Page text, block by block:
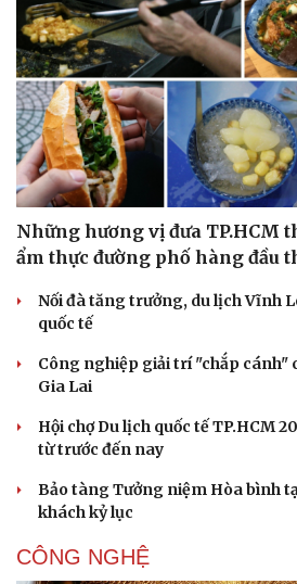
Những hương vị đưa TP.HCM
ẩm thực đường phố hàng đầu
Nối đà tăng trưởng, du lịch Vĩnh
quốc tế
Công nghiệp giải trí "chắp cánh"
Gia Lai
Hội chợ Du lịch quốc tế TP.HCM
từ trước đến nay
Bảo tàng Tưởng niệm Hòa bình
khách kỷ lục
CÔNG NGHỆ